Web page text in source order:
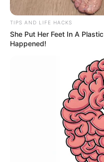
Constantes
ilegales ponen
estaciones de
TIPS AND LIFE HACKS
She Put Her Feet In A
Happened!